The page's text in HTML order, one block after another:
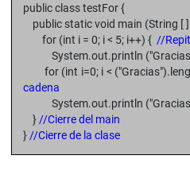
public class testFor {
public static void main (String [
for (int i = 0; i < 5; i++) { //
System.out.println
for (int i=0; i <
cadena
System.out.println
} //Cierre del main
} //Cierre de la clase